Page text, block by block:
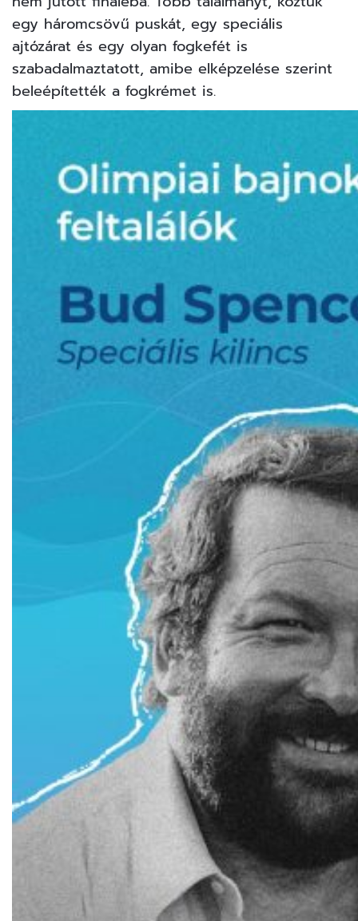
egy háromcsövű puskát, egy speciális
ajtózárat és egy olyan fogkefét is
szabadalmaztatott, amibe elképzelése szerint
beleépítették a fogkrémet is.